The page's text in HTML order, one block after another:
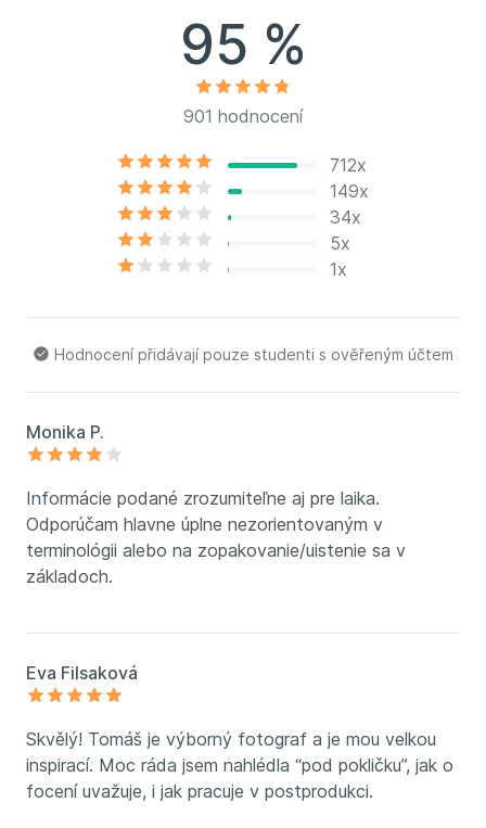
95 %
901 hodnocení
712x
149x
34x
5x
1x
Hodnocení přidávají pouze studenti s ověřeným účtem
Monika P.
Informácie podané zrozumiteľne aj pre laika.
Odporúčam hlavne úplne nezorientovaným v
terminológii alebo na zopakovanie/uistenie sa v
základoch.
Eva Filsaková
Skvělý! Tomáš je výborný fotograf a je mou velkou
inspirací. Moc ráda jsem nahlédla “pod pokličku”, jak o
focení uvažuje, i jak pracuje v postprodukci.